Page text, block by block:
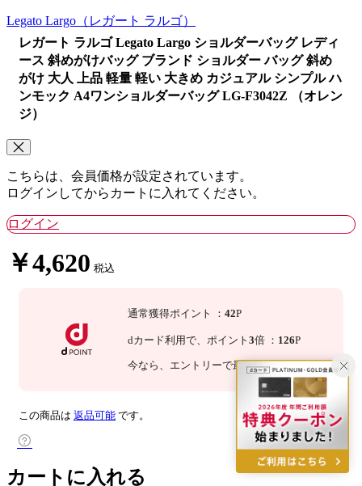
Legato Largo （レガート ラルゴ）
レガート ラルゴ Legato Largo ショルダーバッグ レディ
ース 斜めがけバッグ ブランド ショルダー バッグ 斜め
がけ 大人 上品 軽量 軽い 大きめ カジュアル シンプル ハ
ンモック A4ワンショルダーバッグ LG-F3042Z （オレン
ジ）
こちらは、会員価格が設定されています。
ログインしてからカートに入れてください。
ログイン
￥4,620 税込
通常獲得ポイント ： 42P
dカード利用で、 ポイント 3倍 ： 126P
今なら 、エントリーで最大 倍！詳細
この商品は 返品可能 です。
カートに入れる